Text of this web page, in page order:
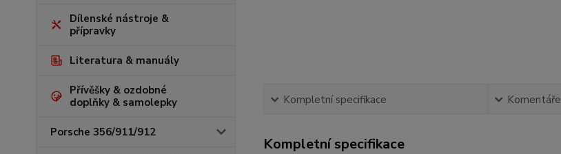
Dílenské nástroje &
přípravky
Literatura & manuály
Přívěšky & ozdobné
doplňky & samolepky
Porsche 356/911/912
Kompletní specifikace Komentáře
Kompletní specifikace